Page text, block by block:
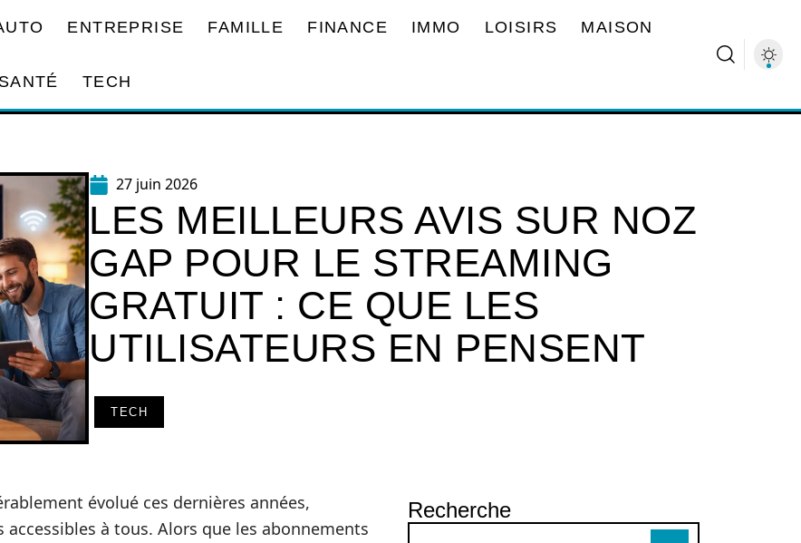
ENTREPRISE FAMILLE FINANCE IMMO LOISIRS MAISON
SANTÉ TECH
27 juin 2026
LES MEILLEURS AVIS SUR NOZ
GAP POUR LE STREAMING
GRATUIT : CE QUE LES
UTILISATEURS EN PENSENT
TECH
évolué ces dernières années,
à tous. Alors que les abonnements
Recherche